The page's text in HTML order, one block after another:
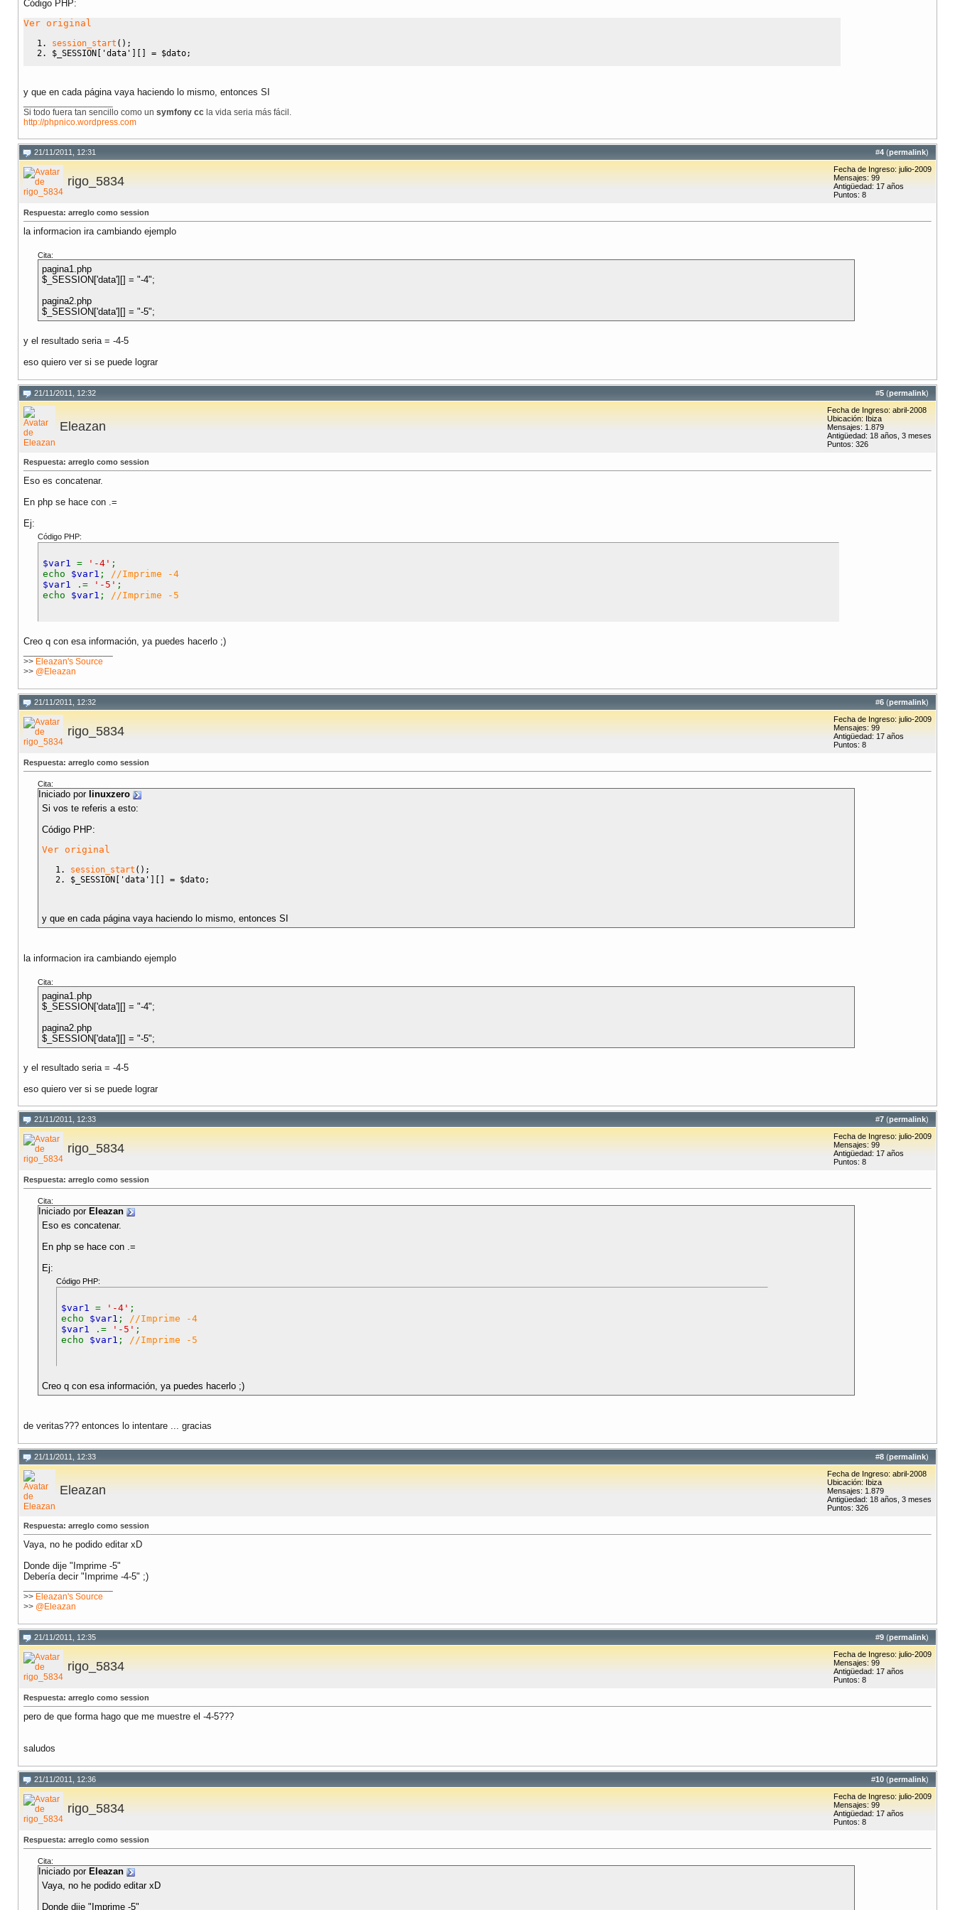
Código PHP:
Ver original
session_start ( ) ;
$_SESSION [ 'data' ] [ ] = $dato;
y que en cada página vaya haciendo lo mismo, entonces SI
Si todo fuera tan sencillo como un symfony cc la vida seria más fácil.
http://phpnico.wordpress.com
#4 (permalink)
21/11/2011, 12:31
rigo_5834
Fecha de Ingreso: julio-2009
Mensajes: 99
Antigüedad: 17 años
Puntos: 8
Respuesta: arreglo como session
la informacion ira cambiando ejemplo
Cita:
pagina1.php
$_SESSION['data'][] = "-4";
pagina2.php
$_SESSION['data'][] = "-5";
y el resultado seria = -4-5
eso quiero ver si se puede lograr
#5 (permalink)
21/11/2011, 12:32
Eleazan
Fecha de Ingreso: abril-2008
Ubicación: Ibiza
Mensajes: 1.879
Antigüedad: 18 años, 3 meses
Puntos: 326
Respuesta: arreglo como session
Eso es concatenar.
En php se hace con .=
Ej:
Código PHP:
$var1 = '-4' ;
echo $var1 ; //Imprime -4
$var1
.= '-5' ;
echo $var1 ; //Imprime -5
Creo q con esa información, ya puedes hacerlo ;)
>> Eleazan's Source
>> @Eleazan
#6 (permalink)
21/11/2011, 12:32
rigo_5834
Fecha de Ingreso: julio-2009
Mensajes: 99
Antigüedad: 17 años
Puntos: 8
Respuesta: arreglo como session
Cita:
Iniciado por linuxzero
Si vos te referis a esto:
Código PHP:
Ver original
session_start ( ) ;
$_SESSION [ 'data' ] [ ] = $dato;
y que en cada página vaya haciendo lo mismo, entonces SI
la informacion ira cambiando ejemplo
Cita:
pagina1.php
$_SESSION['data'][] = "-4";
pagina2.php
$_SESSION['data'][] = "-5";
y el resultado seria = -4-5
eso quiero ver si se puede lograr
#7 (permalink)
21/11/2011, 12:33
rigo_5834
Fecha de Ingreso: julio-2009
Mensajes: 99
Antigüedad: 17 años
Puntos: 8
Respuesta: arreglo como session
Cita:
Iniciado por Eleazan
Eso es concatenar.
En php se hace con .=
Ej:
Código PHP:
$var1 = '-4' ;
echo $var1 ; //Imprime -4
$var1
.= '-5' ;
echo $var1 ; //Imprime -5
Creo q con esa información, ya puedes hacerlo ;)
de veritas??? entonces lo intentare ... gracias
#8 (permalink)
21/11/2011, 12:33
Eleazan
Fecha de Ingreso: abril-2008
Ubicación: Ibiza
Mensajes: 1.879
Antigüedad: 18 años, 3 meses
Puntos: 326
Respuesta: arreglo como session
Vaya, no he podido editar xD
Donde dije "Imprime -5"
Debería decir "Imprime -4-5" ;)
>> Eleazan's Source
>> @Eleazan
#9 (permalink)
21/11/2011, 12:35
rigo_5834
Fecha de Ingreso: julio-2009
Mensajes: 99
Antigüedad: 17 años
Puntos: 8
Respuesta: arreglo como session
pero de que forma hago que me muestre el -4-5???
saludos
#10 (permalink)
21/11/2011, 12:36
rigo_5834
Fecha de Ingreso: julio-2009
Mensajes: 99
Antigüedad: 17 años
Puntos: 8
Respuesta: arreglo como session
Cita:
Iniciado por Eleazan
Vaya, no he podido editar xD
Donde dije "Imprime -5"